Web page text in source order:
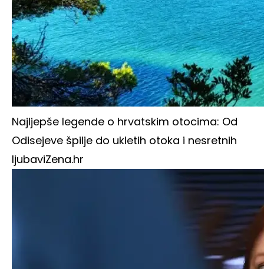
Najljepše legende o hrvatskim otocima: Od
Odisejeve špilje do ukletih otoka i nesretnih
ljubaviZena.hr